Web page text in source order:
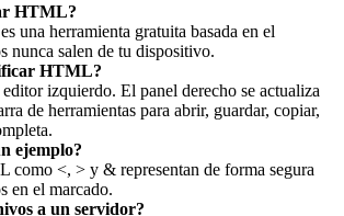
HTML?
una herramienta gratuita basada en el
nunca salen de tu dispositivo.
HTML?
izquierdo. El panel derecho se actualiza
de herramientas para abrir, guardar, copiar,
ejemplo?
como <, > y & representan de forma segura
en el marcado.
a un servidor?